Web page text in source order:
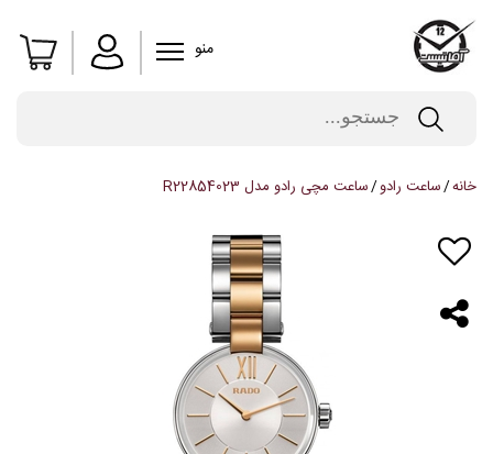
منو
خانه ساعت رادو ساعت مچی رادو مدل R22854023